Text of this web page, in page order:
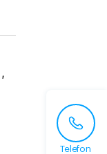
,
Telefon